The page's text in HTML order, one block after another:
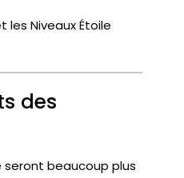
les Niveaux Étoile
des
seront beaucoup plus